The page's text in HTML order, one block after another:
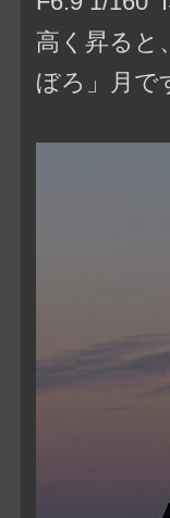
高く昇ると
ぼろ」月で